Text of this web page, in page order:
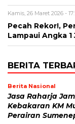
Kamis, 26 Maret 2026 -
Pecah Rekor!,
Lampaui Angka 1
BERITA
Berita Nasional
Jasa Raharja
Kebakaran KM
Perairan